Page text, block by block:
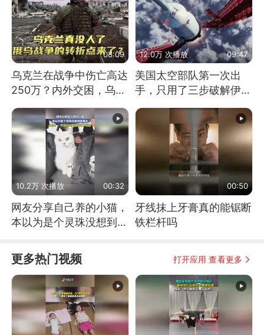
08:09
乌克兰在战争中伤亡高达
250万？内外交困，乌克
12.0万 次播放 09:47
美国太空部队第一次出
手，只用了三步破解伊朗
10.2万 次播放 00:32
网友分享自己养的小猫，
本以为是个灵珠没想到是
00:50
牙线抹上牙膏真的能锯断
铁栏杆吗
更多热门视频 打开应用 查看更多